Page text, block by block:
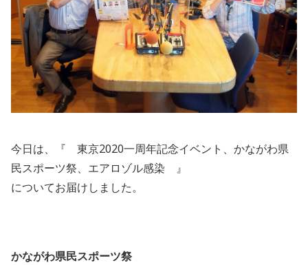
今日は、『 東京2020一周年記念イベント、かながわ県
民スポーツ祭、エアロゾル感染 』
についてお届けしました。
かながわ県民スポーツ祭